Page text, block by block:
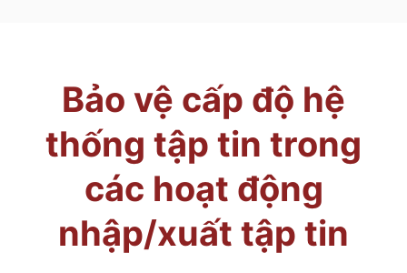
Bảo vệ cấp độ hệ
thống tập tin trong
các hoạt động
nhập/xuất tập tin